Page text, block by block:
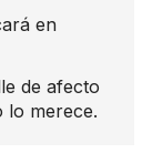
en
de afecto
lo merece.